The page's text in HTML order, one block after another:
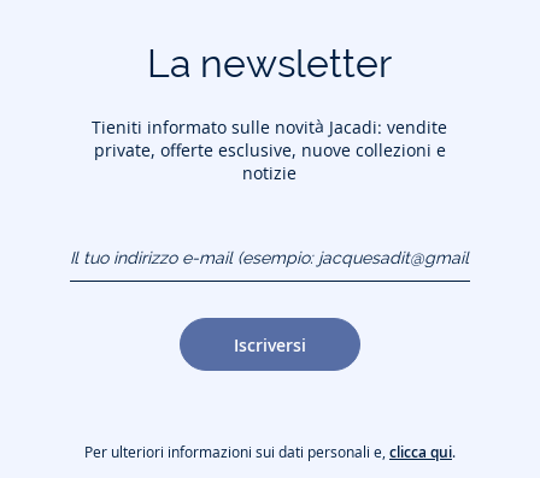
La newsletter
Tieniti informato sulle novità Jacadi: vendite
private, offerte esclusive, nuove collezioni e
notizie
(esempio:
jacquesadit@gmail.com)
Iscriversi
Per ulteriori informazioni sui dati personali e,clicca qui.